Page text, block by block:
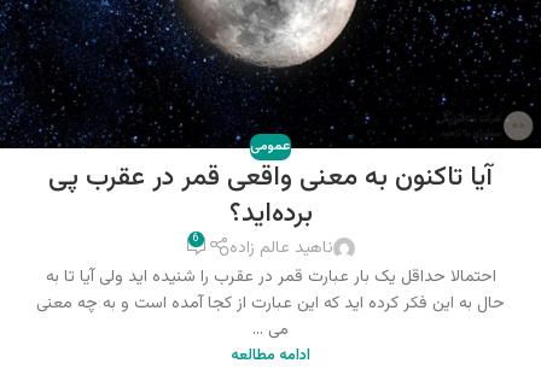
عمومی
آیا تاکنون به معنی واقعی قمر در عقرب پی
برده‌اید؟
ناهید عالم زاده 6
احتمالا حداقل یک بار عبارت قمر در عقرب را شنیده اید ولی آیا تا به
حال به این فکر کرده اید که این عبارت از کجا آمده است و به چه معنی
می ...
ادامه مطالعه